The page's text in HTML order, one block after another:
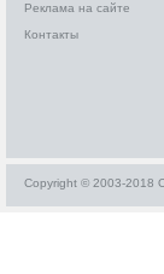
Реклама на сайте
Контакты
Copyright © 2003-2018